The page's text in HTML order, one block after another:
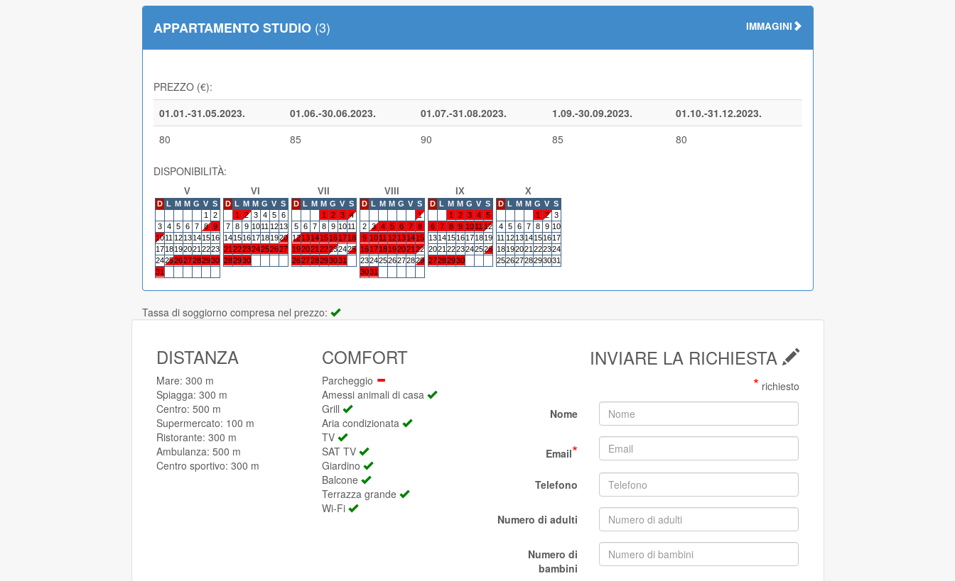
APPARTAMENTO STUDIO(3) IMMAGINI
PREZZO (€):
01.01.-31.05.2023.
01.06.-30.06.2023. 01.07.-31.08.2023. 1.09.-30.09.2023.
01.10.-31.12.2023.
80
85 90 85 80
DISPONIBILITÀ:
V
D L M M G V S
1
2
3
4 5 6 7 8
9
10 11 12 13 14 15 16
17 18 192021 2223
24252627282930
31
VI
D L M M G V S
1
2 3 4 5
6
7
8 9 10 11 12 13
14 15 16 17 18 1920
21 222324252627
282930
VII
D L M M G V S
1
2 3
4
5
6 7 8 9 10 11
12 13 14 15 16 17 18
192021 22232425
262728293031
VIII
D L M M G V S
1
2
3 4 5 6 7
8
9 10 11 12 13 14 15
16 17 18 192021 22
23242526272829
3031
IX
D L M M G V S
1
2 3 4
5
6
7 8 9 10 11 12
13 14 15 16 17 18 19
2021 2223242526
27282930
X
D L M M G V S
1
2
3
4
5 6 7 8 9 10
11 12 13 14 15 16 17
18 192021 222324
25262728293031
Tassa di soggiorno compresa nel prezzo:
DISTANZA
Mare: 300 m
Spiagga: 300 m
Centro: 500 m
Supermercato: 100 m
Ristorante: 300 m
Ambulanza: 500 m
Centro sportivo: 300 m
COMFORT
Parcheggio
Amessi animali di casa
Grill
Aria condizionata
TV
SAT TV
Giardino
Balcone
Terrazza grande
Wi-Fi
INVIARE LA RICHIESTA
* richiesto
Nome
Email*
Telefono
Numero di adulti
Numero di
bambini